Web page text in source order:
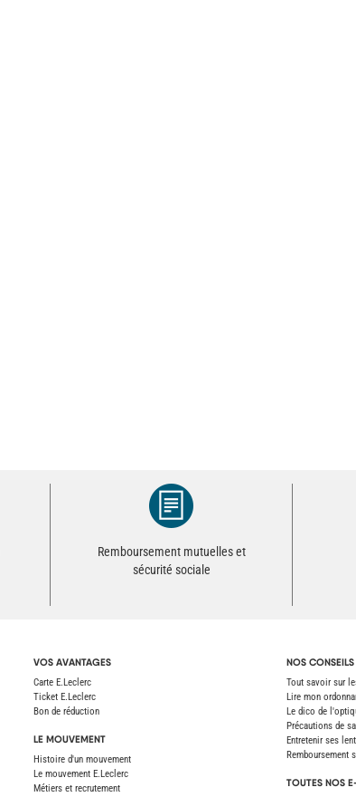
Remboursement mutuelles et
sécurité sociale
VOS AVANTAGES
Carte E.Leclerc
Ticket E.Leclerc
Bon de réduction
LE MOUVEMENT
Histoire d'un mouvement
Le mouvement E.Leclerc
Métiers et recrutement
NOS CONSEILS
Tout savoir sur
Lire mon
Le dico de
Précautions de
Entretenir ses
Remboursement
TOUTES NOS